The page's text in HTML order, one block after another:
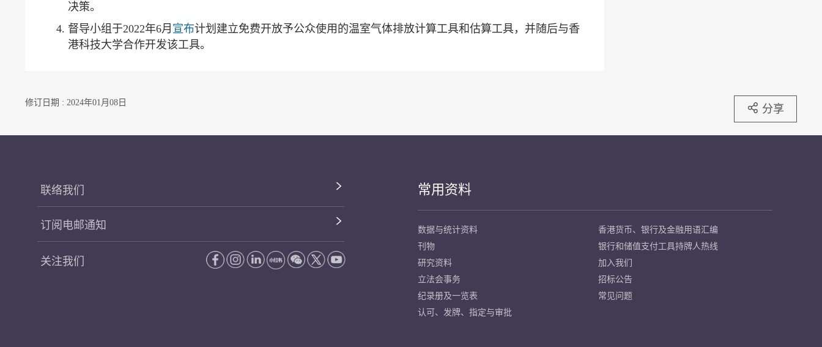
决策。
督导小组于2022年6月 宣布计划建立免费开放予公众使用的温室气体排放计算工具和估算工具，并随后与香
港科技大学合作开发该工具。
修订日期 : 2024年01月08日 分享
联络我们
订阅电邮通知
关注我们
常用资料
数据与统计资料
刊物
研究资料
立法会事务
纪录册及一览表
认可、发牌、指定与审批
香港货币、银行及金融用语汇编
银行和储值支付工具持牌人热线
加入我们
招标公告
常见问题